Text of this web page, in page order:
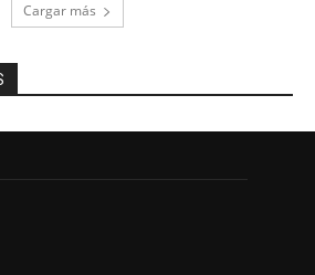
Cargar más